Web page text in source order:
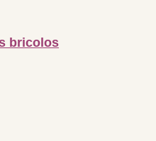
bricolos